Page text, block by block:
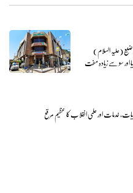
(علیہ السلام)
اور سو سے زیادہ مفت
خدمات اور علمی انقلاب کا عظیم مرقع